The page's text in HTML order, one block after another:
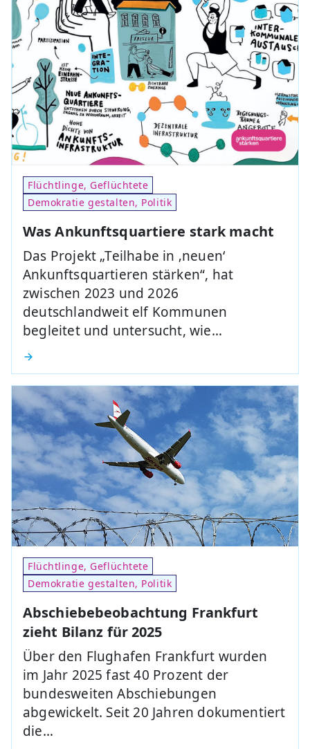
Flüchtlinge, Geflüchtete
Demokratie gestalten, Politik
Was Ankunftsquartiere stark macht
Das Projekt „Teilhabe in ‚neuen‘
Ankunftsquartieren stärken“, hat
zwischen 2023 und 2026
deutschlandweit elf Kommunen
begleitet und untersucht, wie…
Flüchtlinge, Geflüchtete
Demokratie gestalten, Politik
Abschiebebeobachtung Frankfurt
zieht Bilanz für 2025
Über den Flughafen Frankfurt wurden
im Jahr 2025 fast 40 Prozent der
bundesweiten Abschiebungen
abgewickelt. Seit 20 Jahren dokumentiert
die…